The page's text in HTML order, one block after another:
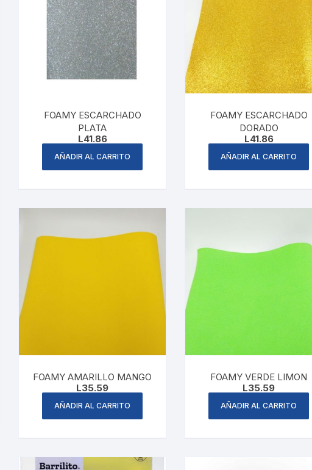
FOAMY ESCARCHADO
PLATA
L41.86
AÑADIR AL CARRITO
FOAMY ESCARCHADO
DORADO
L41.86
AÑADIR AL CARRITO
FOAMY AMARILLO MANGO
L35.59
AÑADIR AL CARRITO
FOAMY VERDE LIMON
L35.59
AÑADIR AL CARRITO